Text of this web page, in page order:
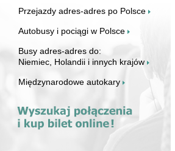
Przejazdy adres-adres po Polsce
Autobusy i pociągi w Polsce
Busy adres-adres do:
Niemiec, Holandii i innych krajów
Międzynarodowe autokary